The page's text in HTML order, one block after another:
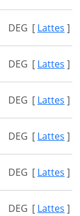
DEG [ Lattes ]
DEG [ Lattes ]
DEG [ Lattes ]
DEG [ Lattes ]
DEG [ Lattes ]
DEG [ Lattes ]